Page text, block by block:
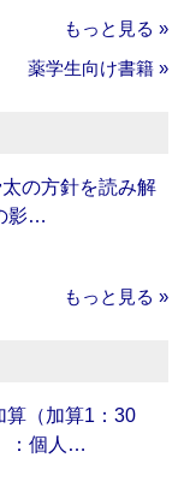
もっと見る »
薬学生向け書籍 »
の方針を読み解
影…
もっと見る »
算（加算1：30
：個人…